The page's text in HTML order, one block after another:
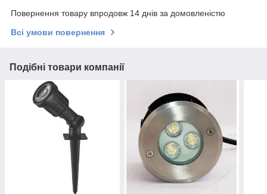
Повернення товару впродовж 14 днів за домовленістю
Всі умови повернення
Подібні товари компанії